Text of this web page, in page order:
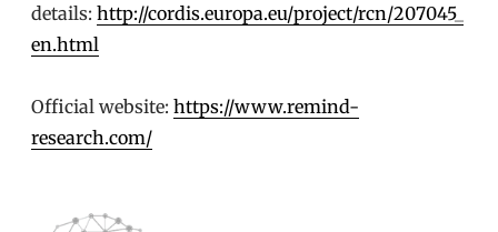
details: http://cordis.europa.eu/project/rcn/207045_
en.html
Official website: https://www.remind-
research.com/